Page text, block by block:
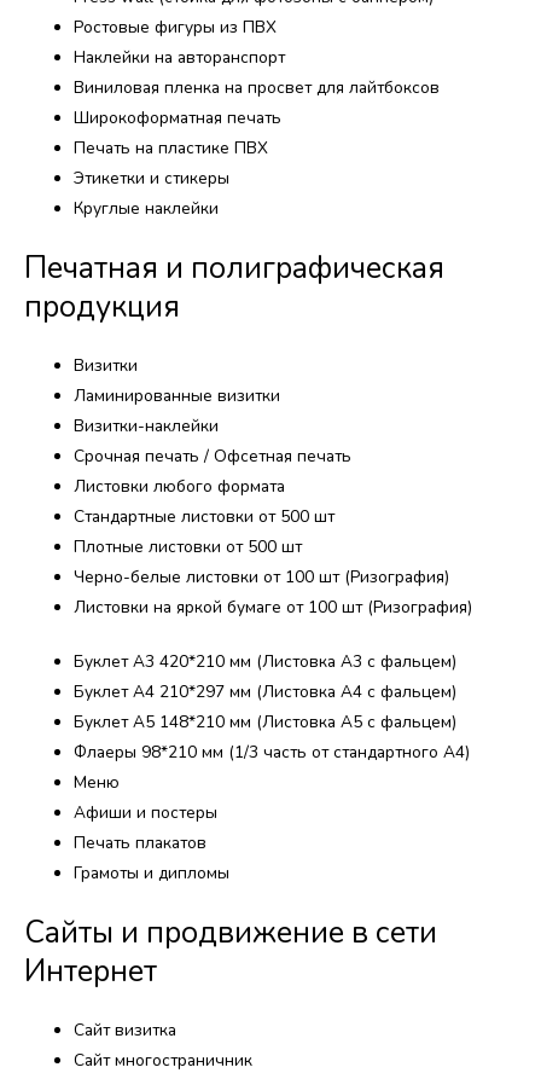
Ростовые фигуры из ПВХ
Наклейки на авторанспорт
Виниловая пленка на просвет для лайтбоксов
Широкоформатная печать
Печать на пластике ПВХ
Этикетки и стикеры
Круглые наклейки
Печатная и полиграфическая
продукция​
Визитки
Ламинированные визитки
Визитки-наклейки
Срочная печать / Офсетная печать
Листовки любого формата
Стандартные листовки от 500 шт
Плотные листовки от 500 шт
Черно-белые листовки от 100 шт (Ризография)
Листовки на яркой бумаге от 100 шт (Ризография)
Буклет А3 420*210 мм (Листовка А3 с фальцем)
Буклет А4 210*297 мм (Листовка А4 с фальцем)
Буклет А5 148*210 мм (Листовка А5 с фальцем)
Флаеры 98*210 мм (1/3 часть от стандартного А4)
Меню
Афиши и постеры
Печать плакатов
Грамоты и дипломы
Сайты и продвижение в сети
Интернет​
Сайт визитка
Сайт многостраничник